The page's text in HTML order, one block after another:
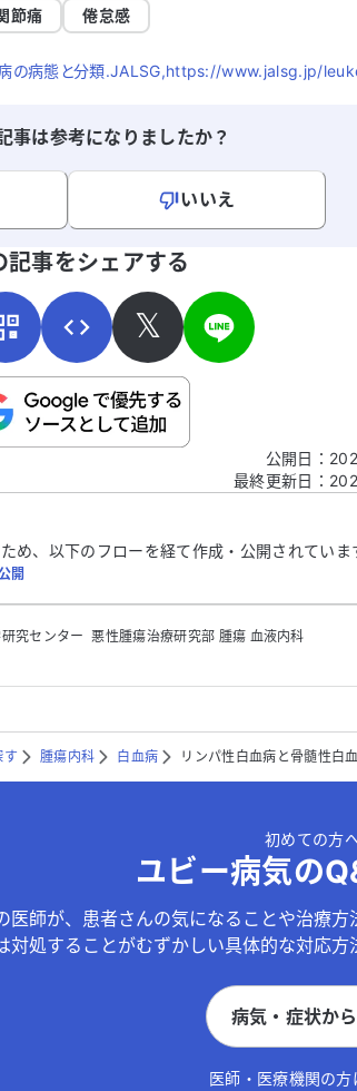
節痛
倦怠感
病の病態と分類.JALSG,https://www.jalsg.jp/
事は参考になりましたか？
いいえ
氏名やご自身の病気の詳細などの個人情報は入れないで
記事をシェアする
𝕏
公開日 ：
最終更新日 ：
め、以下のフローを経て作成・公開されていま
開
究センター ‬ 悪性腫瘍治療研究部‬ 腫瘍 血液内科
す 腫瘍内科 白血病 リンパ性白血病と骨髄性白
初めての方
ユビー病気の
医師が、患者さんの気になることや治療
対処することがむずかしい具体的な対応方
病気・症状か
医師・医療機関の方